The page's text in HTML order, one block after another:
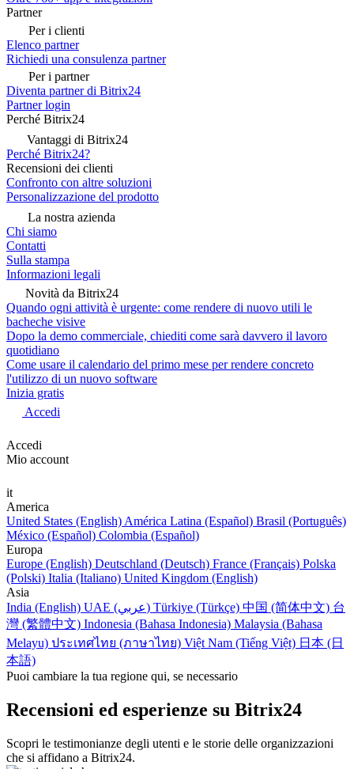
Partner
Per i clienti
Elenco partner
Richiedi una consulenza partner
Per i partner
Diventa partner di Bitrix24
Partner login
Perché Bitrix24
Vantaggi di Bitrix24
Perché Bitrix24?
Recensioni dei clienti
Confronto con altre soluzioni
Personalizzazione del prodotto
La nostra azienda
Chi siamo
Contatti
Sulla stampa
Informazioni legali
Novità da Bitrix24
Quando ogni attività è urgente: come rendere di nuovo utili le
bacheche visive
Dopo la demo commerciale, chiediti come sarà davvero il lavoro
quotidiano
Come usare il calendario del primo mese per rendere concreto
l'utilizzo di un nuovo software
Inizia gratis
Accedi
Accedi
Mio account
it
America
United States (English) América Latina (Español) Brasil (Português)
México (Español) Colombia (Español)
Europa
Europe (English) Deutschland (Deutsch) France (Français) Polska
(Polski) Italia (Italiano) United Kingdom (English)
Asia
India (English)
UAE (عربي) Türkiye (Türkçe) 中国 (简体中文) 台
灣 (繁體中文) Indonesia (Bahasa Indonesia) Malaysia (Bahasa
Melayu) ประเทศไทย (ภาษาไทย) Việt Nam (Tiếng Việt) 日本 (日
本語)
Puoi cambiare la tua regione qui, se necessario
Recensioni ed esperienze su Bitrix24
Scopri le testimonianze degli utenti e le storie delle organizzazioni
che si affidano a Bitrix24.